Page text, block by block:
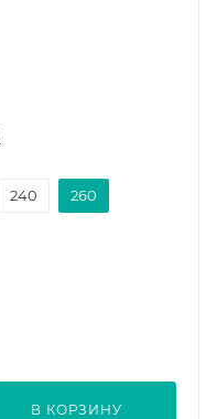
240 260
В КОРЗИНУ